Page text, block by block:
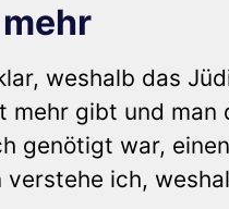
weshalb das
mehr gibt und man
genötigt war,
verstehe ich,